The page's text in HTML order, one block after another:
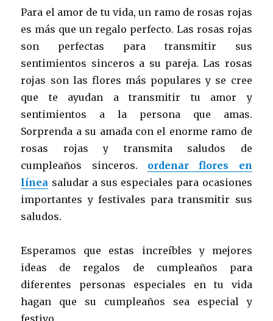
Para el amor de tu vida, un ramo de rosas rojas
es más que un regalo perfecto. Las rosas rojas
son perfectas para transmitir sus
sentimientos sinceros a su pareja. Las rosas
rojas son las flores más populares y se cree
que te ayudan a transmitir tu amor y
sentimientos a la persona que amas.
Sorprenda a su amada con el enorme ramo de
rosas rojas y transmita saludos de
cumpleaños sinceros. ordenar flores en
línea saludar a sus especiales para ocasiones
importantes y festivales para transmitir sus
saludos.
Esperamos que estas increíbles y mejores
ideas de regalos de cumpleaños para
diferentes personas especiales en tu vida
hagan que su cumpleaños sea especial y
festivo.